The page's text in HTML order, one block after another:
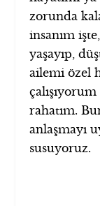
zorunda
insanım
yaşayıp,
ailemi özel
rahatım.
anlaşmayı
susuyoruz.